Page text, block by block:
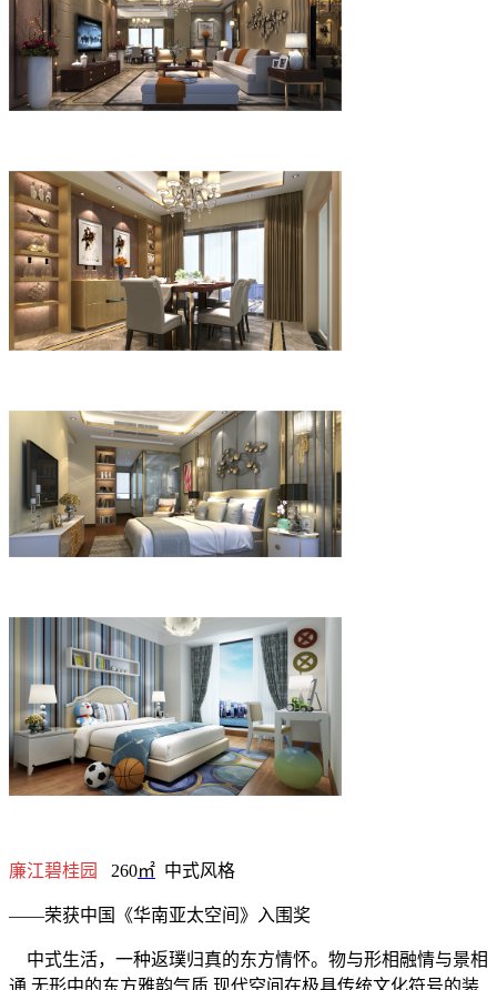
廉江碧桂园 260㎡ 中式风格
——荣获中国《华南亚太空间》入围奖
中式生活，一种返璞归真的东方情怀。物与形相融情与景相
通 无形中的东方雅韵气质 现代空间在极具传统文化符号的装